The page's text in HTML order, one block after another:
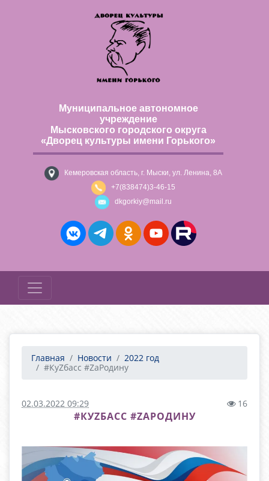
Муниципальное автономное
учреждение
Мысковского городского округа
«Дворец культуры имени Горького»
Кемеровская область, г. Мыски, ул. Ленина, 8А
+7(838474)3-46-15
dkgorkiy@mail.ru
Главная Новости
2022 год
#КуZбасс #ZаРодину
02.03.2022 09:29 16
#КУZБАСС #ZАРОДИНУ